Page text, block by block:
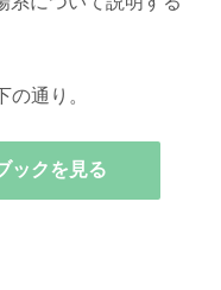
通り。
ックを見る